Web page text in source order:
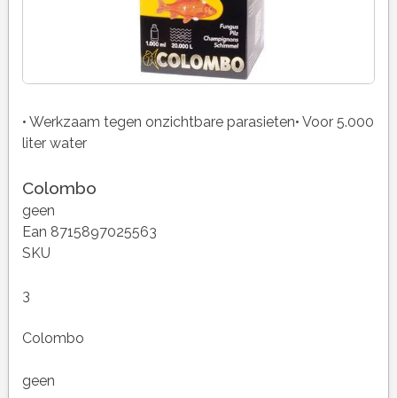
• Werkzaam tegen onzichtbare parasieten• Voor 5.000
liter water
Colombo
geen
Ean 8715897025563
SKU
3
Colombo
geen